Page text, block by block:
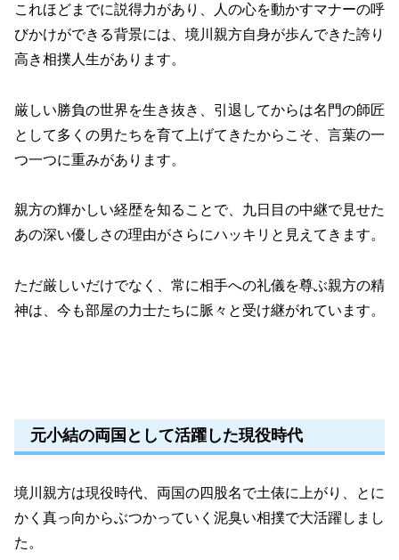
これほどまでに説得力があり、人の心を動かすマナーの呼
びかけができる背景には、境川親方自身が歩んできた誇り
高き相撲人生があります。
厳しい勝負の世界を生き抜き、引退してからは名門の師匠
として多くの男たちを育て上げてきたからこそ、言葉の一
つ一つに重みがあります。
親方の輝かしい経歴を知ることで、九日目の中継で見せた
あの深い優しさの理由がさらにハッキリと見えてきます。
ただ厳しいだけでなく、常に相手への礼儀を尊ぶ親方の精
神は、今も部屋の力士たちに脈々と受け継がれています。
元小結の両国として活躍した現役時代
境川親方は現役時代、両国の四股名で土俵に上がり、とに
かく真っ向からぶつかっていく泥臭い相撲で大活躍しまし
た。